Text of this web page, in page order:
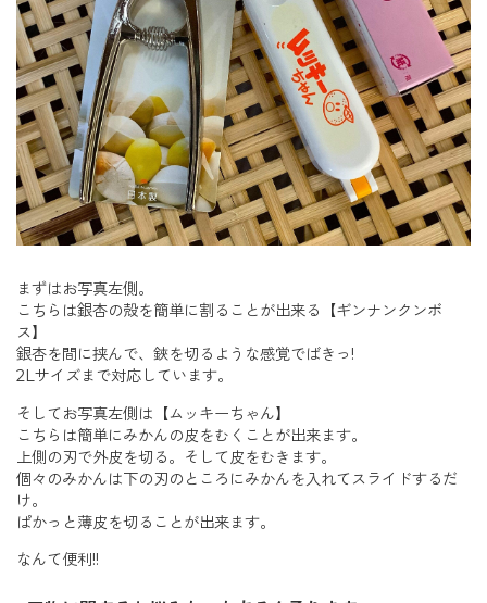
まずはお写真左側。
こちらは銀杏の殻を簡単に割ることが出来る【ギンナンクンボ
ス】
銀杏を間に挟んで、鋏を切るような感覚でばきっ!
2Lサイズまで対応しています。
そしてお写真左側は【ムッキーちゃん】
こちらは簡単にみかんの皮をむくことが出来ます。
上側の刃で外皮を切る。そして皮をむきます。
個々のみかんは下の刃のところにみかんを入れてスライドするだ
け。
ぱかっと薄皮を切ることが出来ます。
なんて便利!!